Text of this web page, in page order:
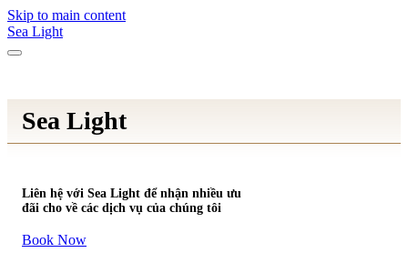
Skip to main content
Sea Light
Sea Light
Liên hệ với Sea Light để nhận nhiều ưu
đãi cho về các dịch vụ của chúng tôi
Book Now